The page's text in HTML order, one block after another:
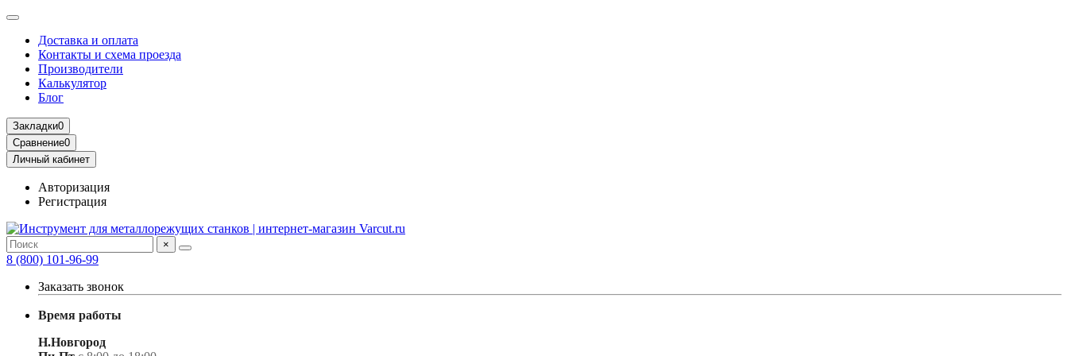
Доставка и оплата
Контакты и схема проезда
Производители
Калькулятор
Блог
Закладки0
Сравнение0
Личный кабинет
Авторизация
Регистрация
×
8 (800) 101-96-99
Заказать звонок
Время работы
Н.Новгород